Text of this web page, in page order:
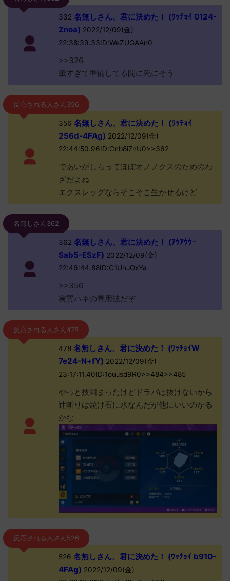
332 名無しさん、君に決めた！ (ﾜｯﾁｮｲ 0124-
Znoa) 2022/12/09(金)
22:38:39.33ID:WeZUGAAn0
>>326
紙すぎて準備してる間に死にそう
反応される人さん356
356 名無しさん、君に決めた！ (ﾜｯﾁｮｲ
256d-4FAg) 2022/12/09(金)
22:44:50.96ID:Cnb8i7nU0>>362
であいがしらってほぼオノノクスのためのわ
ざだよね
エクスレッグならそこそこ生かせるけど
名無しさん362
362 名無しさん、君に決めた！ (ｱｳｱｳｳｰ
Sab5-ESzF) 2022/12/09(金)
22:46:44.88ID:C1UnJOxYa
>>356
実質ハネの専用技だぞ
反応される人さん478
478名無しさん、君に決めた！ (ﾜｯﾁｮｲW
7e24-N+fY) 2022/12/09(金)
23:17:11.40ID:1ouJsd9R0>>484>>485
やっと技固まったけどドラパは抜けないから
辻斬りは焼け石に水なんだが他にいいのかる
かな
反応される人さん526
526 名無しさん、君に決めた！ (ﾜｯﾁｮｲ b910-
4FAg) 2022/12/09(金)